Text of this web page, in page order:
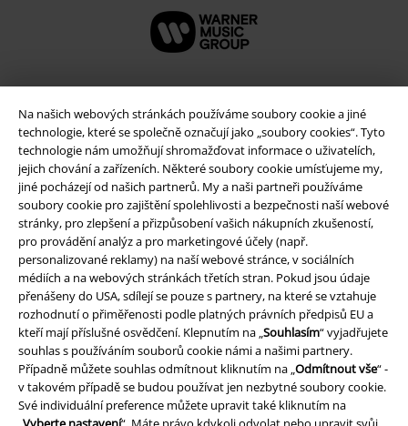
Na našich webových stránkách používáme soubory cookie a jiné
technologie, které se společně označují jako „soubory cookies“. Tyto
technologie nám umožňují shromažďovat informace o uživatelích,
jejich chování a zařízeních. Některé soubory cookie umísťujeme my,
jiné pocházejí od našich partnerů. My a naši partneři používáme
soubory cookie pro zajištění spolehlivosti a bezpečnosti naší webové
stránky, pro zlepšení a přizpůsobení vašich nákupních zkušeností,
pro provádění analýz a pro marketingové účely (např.
personalizované reklamy) na naší webové stránce, v sociálních
médiích a na webových stránkách třetích stran. Pokud jsou údaje
přenášeny do USA, sdílejí se pouze s partnery, na které se vztahuje
rozhodnutí o přiměřenosti podle platných právních předpisů EU a
kteří mají příslušné osvědčení. Klepnutím na „Souhlasím“ vyjadřujete
souhlas s používáním souborů cookie námi a našimi partnery.
Případně můžete souhlas odmítnout kliknutím na „Odmítnout vše“ -
v takovém případě se budou používat jen nezbytné soubory cookie.
Své individuální preference můžete upravit také kliknutím na
Právní informace
Podmínky
Prohlášení
Ochrana osobních údajů
Likvidace odpadu a ochrana životního prostředí